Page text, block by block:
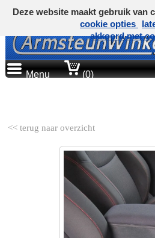
Menu (0)
<< terug naar overzicht
Deze website maakt gebruik van
cookie opties
akkoord met